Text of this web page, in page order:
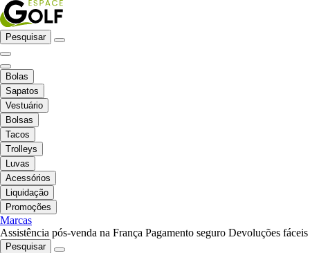
Pesquisar
Bolas
Sapatos
Vestuário
Bolsas
Tacos
Trolleys
Luvas
Acessórios
Liquidação
Promoções
Marcas
Assistência pós-venda na França Pagamento seguro Devoluções fáceis
Pesquisar